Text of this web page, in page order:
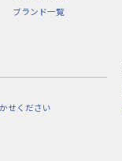
ブランド一覧
せください